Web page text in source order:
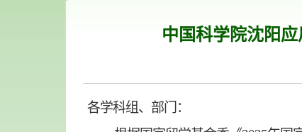
中国科学院沈阳
各学科组、部门
：